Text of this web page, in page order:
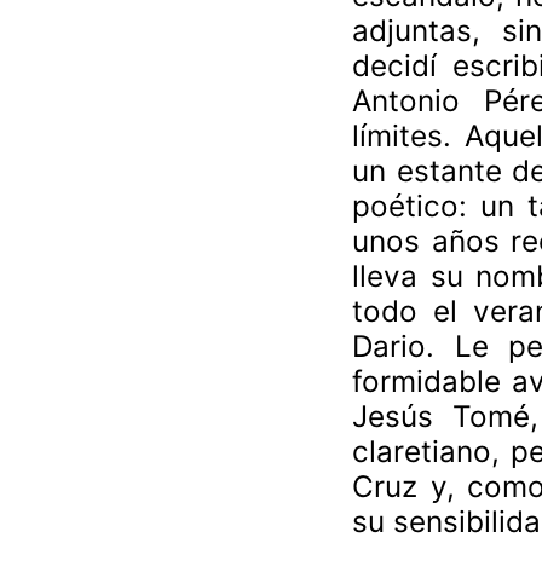
adjuntas,
decidí
Antonio
límites.
un estante
poético: un
unos años
lleva su
todo el
Dario. Le
formidable
Jesús
claretiano,
Cruz y,
su